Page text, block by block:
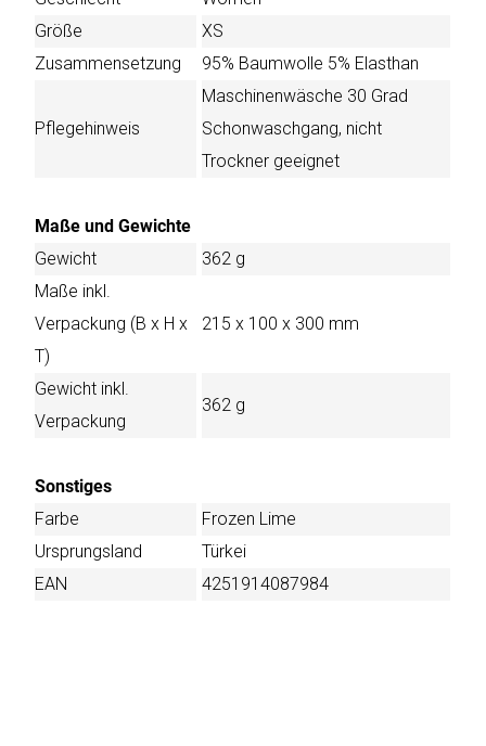
Größe
XS
Zusammensetzung
95% Baumwolle 5% Elasthan
Pflegehinweis
Maschinenwäsche 30 Grad
Schonwaschgang, nicht
Trockner geeignet
Maße und Gewichte
Gewicht
362 g
Maße inkl.
Verpackung (B x H x
T)
215 x 100 x 300 mm
Gewicht inkl.
Verpackung
362 g
Sonstiges
Farbe
Frozen Lime
Ursprungsland
Türkei
EAN
4251914087984